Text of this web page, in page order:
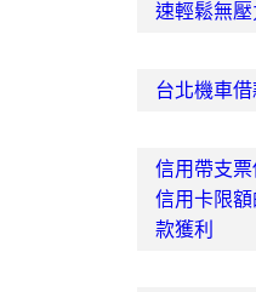
速輕鬆無壓
台北機車
信用帶支
信用卡限
款獲利